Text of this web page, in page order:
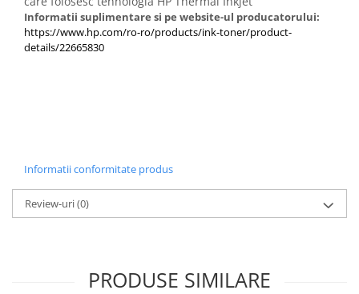
Informatii suplimentare si pe website-ul producatorului:
https://www.hp.com/ro-ro/products/ink-toner/product-
details/22665830
Informatii conformitate produs
Review-uri(0)
PRODUSE SIMILARE